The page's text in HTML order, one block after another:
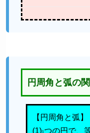
円周角と弧の
【円周角と弧】
(1)1つの円で、